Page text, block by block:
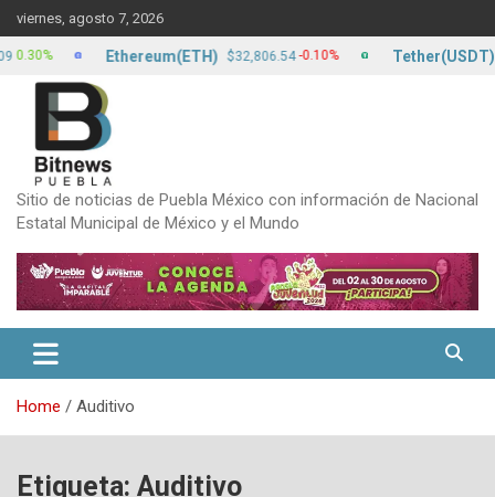
Skip
to
content
viernes, agosto 7, 2026
Sitio de noticias de Puebla México con información de Nacional
Estatal Municipal de México y el Mundo
Home Auditivo
Etiqueta: Auditivo
Ethereum(ETH) $32,806.54 -0.10% Tether(USDT)